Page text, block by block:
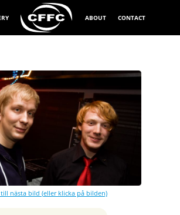
ABOUT CONTACT
till nästa bild (eller klicka på bilden)
5 sek
Bländare
2.8
Kamera
EOS 40D